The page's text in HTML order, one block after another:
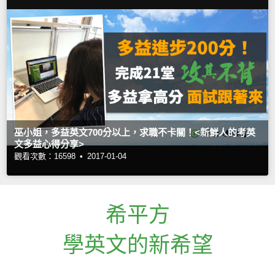
巫小姐，多益英文700分以上，求職不卡關！<新鮮人的考英
文多益心得分享>
觀看次數：16598 • 2017-01-04
希平方
學英文的新希望